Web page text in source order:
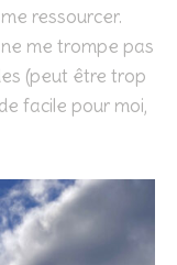
ressourcer.
me trompe pas
(peut être trop
facile pour moi,